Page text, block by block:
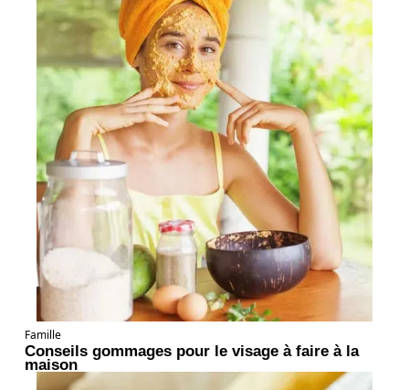
Famille
Conseils gommages pour le visage à faire à la
maison